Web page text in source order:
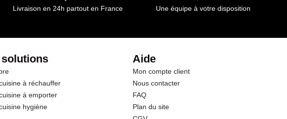
Livraison en 24h partout en France Une équipe à votre disposition
solutions
à réchauffer
à emporter
hygiène
Aide
Mon compte client
Nous contacter
FAQ
Plan du site